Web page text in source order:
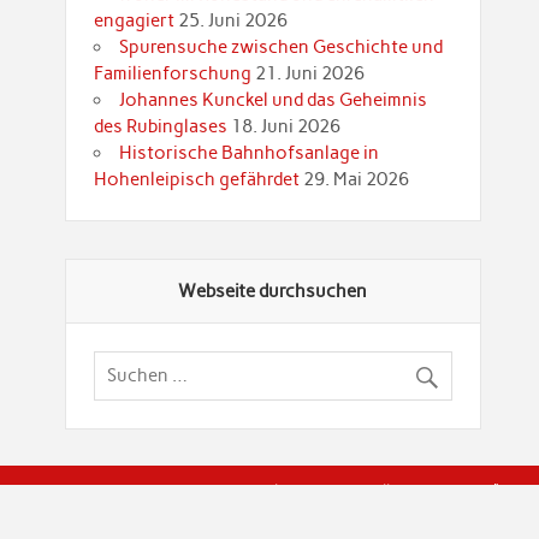
engagiert 25. Juni 2026
Spurensuche zwischen Geschichte und
Familienforschung 21. Juni 2026
Johannes Kunckel und das Geheimnis
des Rubinglases 18. Juni 2026
Historische Bahnhofsanlage in
Hohenleipisch gefährdet 29. Mai 2026
Webseite durchsuchen
© Brandenburgische Genealogische Gesellschaft (BGG)